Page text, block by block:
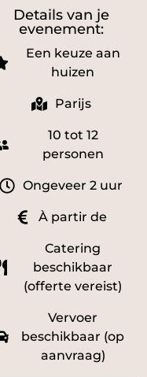
Details van je
evenement:
Een keuze aan
huizen
Parijs
10 tot 12
personen
Ongeveer 2 uur
À partir de
Catering
beschikbaar
(offerte vereist)
Vervoer
beschikbaar (op
aanvraag)